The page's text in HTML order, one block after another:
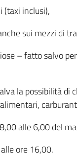
(taxi inclusi),
sui mezzi di
– fatto salvo
la possibilità di
alle 6,00 del
ore 16,00.